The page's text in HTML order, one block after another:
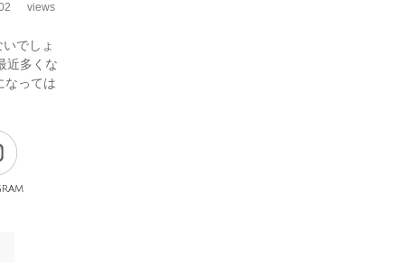
views
でしょ
近多くな
なっては